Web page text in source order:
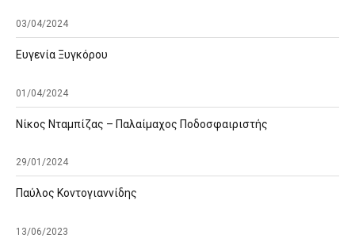
03/04/2024
Ευγενία Ξυγκόρου
01/04/2024
Νίκος Νταμπίζας – Παλαίμαχος Ποδοσφαιριστής
29/01/2024
Παύλος Κοντογιαννίδης
13/06/2023